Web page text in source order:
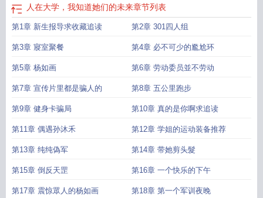
人在大学，我知道她们的未来章节列表
第1章 新生报导求收藏追读 第2章 301四人组
第3章 寢室聚餐 第4章 必不可少的尷尬环
第5章 杨如画 第6章 劳动委员並不劳动
第7章 宣传片里都是骗人的 第8章 五公里跑步
第9章 健身卡骗局 第10章 真的是你啊求追读
第11章 偶遇孙沐禾 第12章 学姐的运动装备推荐
第13章 纯纯偽军 第14章 带她剪头髮
第15章 倒反天罡 第16章 一个快乐的下午
第17章 震惊眾人的杨如画 第18章 第一个军训夜晚